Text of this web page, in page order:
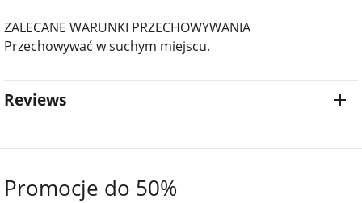
ZALECANE WARUNKI PRZECHOWYWANIA
Przechowywać w suchym miejscu.
Reviews
Promocje do 50%